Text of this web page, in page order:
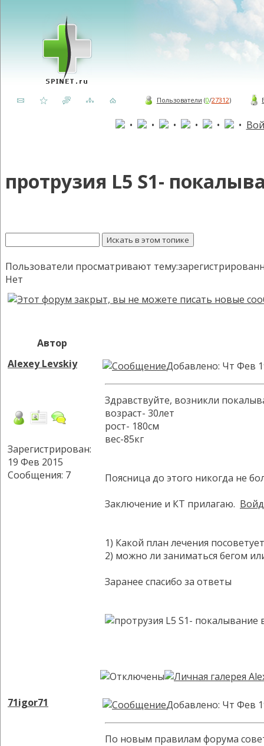
Пользователи (0/27312)
• • • • • •
протрузия L5 S1-
Пользователи просматривают
Нет
Автор
Alexey Levskiy
Зарегистрирован:
19 Фев 2015
Сообщения: 7
Добавлено: Чт Фев
Здравствуйте, возникли
возраст- 30лет
рост- 180см
вес-85кг
Поясница до этого никогда не
Заключение и КТ прилагаю.
1) Какой план лечения
2) можно ли заниматься бегом
Заранее спасибо за ответы
71igor71 Добавлено: Чт Фев
По новым правилам форума